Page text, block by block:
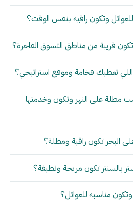
وتكون راقية بنفس الوقت؟
قريبة من مناطق التسوق الفاخرة؟
تعطيك فخامة وموقع استراتيجي؟
مطلة على النهر وتكون وخدمتها
البحر تكون راقية ومطلة؟
بالسنتر تكون مريحة ونظيفة؟
مناسبة للعوائل؟